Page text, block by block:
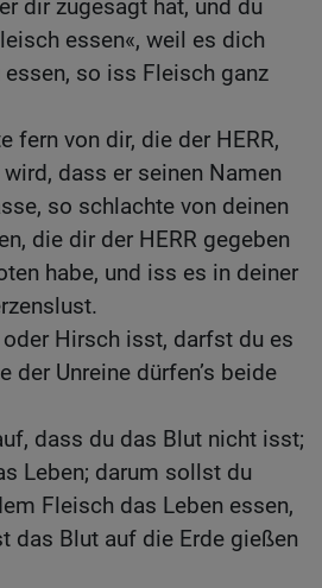
dir zugesagt hat, und du
essen«, weil es dich
so iss Fleisch ganz
fern von dir, die der HERR,
dass er seinen Namen
so schlachte von deinen
die dir der HERR gegeben
habe, und iss es in deiner
oder Hirsch isst, darfst du es
der Unreine dürfen’s beide
dass du das Blut nicht isst;
Leben; darum sollst du
Fleisch das Leben essen,
das Blut auf die Erde gießen